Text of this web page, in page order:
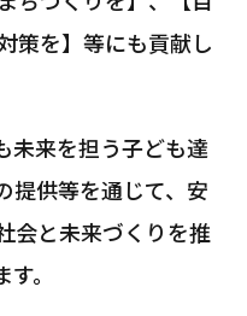
策を】等にも貢献し
未来を担う子ども達
提供等を通じて、安
会と未来づくりを推
。